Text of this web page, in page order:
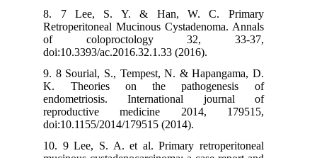
8. 7 Lee, S. Y. & Han, W. C. Primary
Retroperitoneal Mucinous Cystadenoma. Annals
of coloproctology 32, 33-37,
doi:10.3393/ac.2016.32.1.33 (2016).
9. 8 Sourial, S., Tempest, N. & Hapangama, D.
K. Theories on the pathogenesis of
endometriosis. International journal of
reproductive medicine 2014, 179515,
doi:10.1155/2014/179515 (2014).
10. 9 Lee, S. A. et al. Primary retroperitoneal